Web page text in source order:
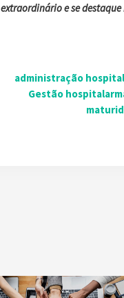
extraordinário e se
administração
Gestão hospitalar